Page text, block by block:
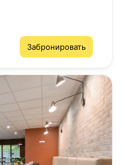
Забронировать